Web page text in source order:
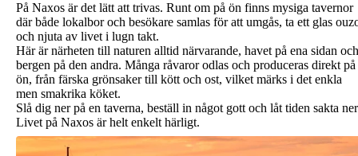
På Naxos är det lätt att trivas. Runt om på ön finns mysiga tavernor
där både lokalbor och besökare samlas för att umgås, ta ett glas
och njuta av livet i lugn takt.
Här är närheten till naturen alltid närvarande, havet på ena sidan och
bergen på den andra. Många råvaror odlas och produceras direkt på
ön, från färska grönsaker till kött och ost, vilket märks i det enkla
men smakrika köket.
Slå dig ner på en taverna, beställ in något gott och låt tiden sakta
Livet på Naxos är helt enkelt härligt.